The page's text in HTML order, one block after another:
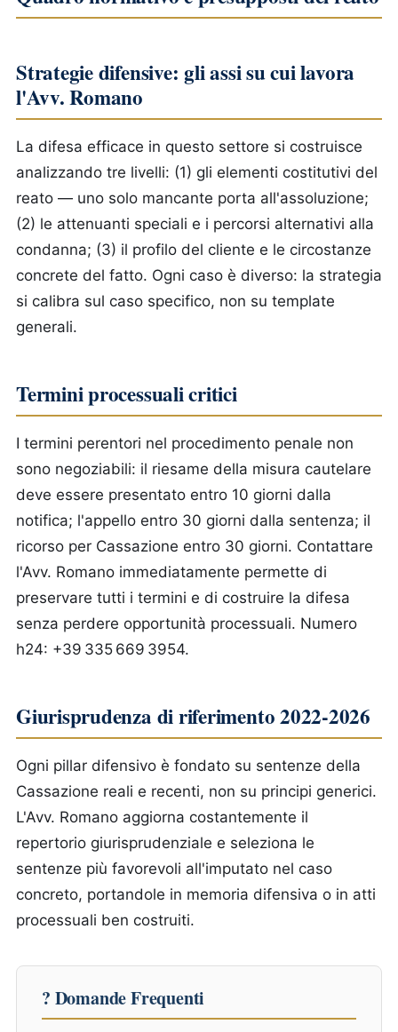
Strategie difensive: gli assi su cui lavora
l'Avv. Romano
La difesa efficace in questo settore si costruisce
analizzando tre livelli: (1) gli elementi costitutivi del
reato — uno solo mancante porta all'assoluzione;
(2) le attenuanti speciali e i percorsi alternativi alla
condanna; (3) il profilo del cliente e le circostanze
concrete del fatto. Ogni caso è diverso: la strategia
si calibra sul caso specifico, non su template
generali.
Termini processuali critici
I termini perentori nel procedimento penale non
sono negoziabili: il riesame della misura cautelare
deve essere presentato entro 10 giorni dalla
notifica; l'appello entro 30 giorni dalla sentenza; il
ricorso per Cassazione entro 30 giorni. Contattare
l'Avv. Romano immediatamente permette di
preservare tutti i termini e di costruire la difesa
senza perdere opportunità processuali. Numero
h24: +39 335 669 3954.
Giurisprudenza di riferimento 2022-2026
Ogni pillar difensivo è fondato su sentenze della
Cassazione reali e recenti, non su principi generici.
L'Avv. Romano aggiorna costantemente il
repertorio giurisprudenziale e seleziona le
sentenze più favorevoli all'imputato nel caso
concreto, portandole in memoria difensiva o in atti
processuali ben costruiti.
? Domande Frequenti